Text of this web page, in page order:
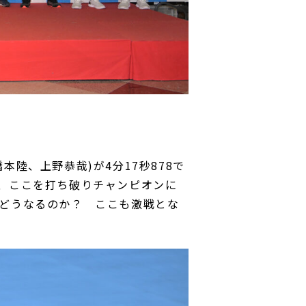
陸、上野恭哉)が4分17秒878で
ここを打ち破りチャンピオンに
うなるのか？ ここも激戦とな